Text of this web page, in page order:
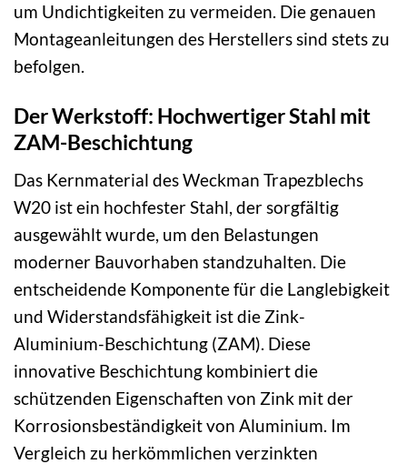
um Undichtigkeiten zu vermeiden. Die genauen
Montageanleitungen des Herstellers sind stets zu
befolgen.
Der Werkstoff: Hochwertiger Stahl mit
ZAM-Beschichtung
Das Kernmaterial des Weckman Trapezblechs
W20 ist ein hochfester Stahl, der sorgfältig
ausgewählt wurde, um den Belastungen
moderner Bauvorhaben standzuhalten. Die
entscheidende Komponente für die Langlebigkeit
und Widerstandsfähigkeit ist die Zink-
Aluminium-Beschichtung (ZAM). Diese
innovative Beschichtung kombiniert die
schützenden Eigenschaften von Zink mit der
Korrosionsbeständigkeit von Aluminium. Im
Vergleich zu herkömmlichen verzinkten